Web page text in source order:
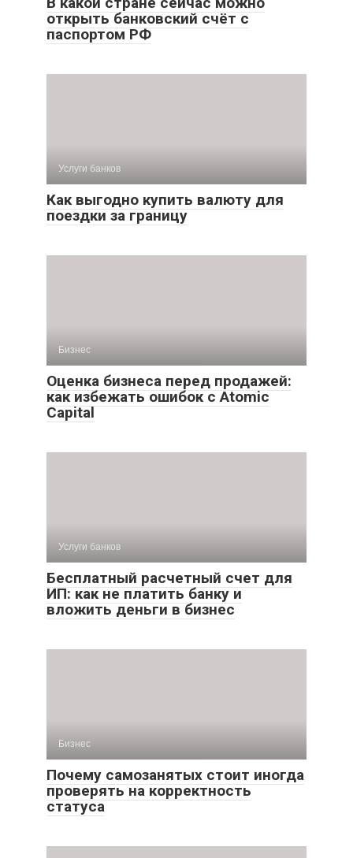
открыть банковский счёт с
паспортом РФ
Услуги банков
Как выгодно купить валюту для
поездки за границу
Бизнес
Оценка бизнеса перед продажей:
как избежать ошибок с Atomic
Capital
Услуги банков
Бесплатный расчетный счет для
ИП: как не платить банку и
вложить деньги в бизнес
Бизнес
Почему самозанятых стоит иногда
проверять на корректность
статуса